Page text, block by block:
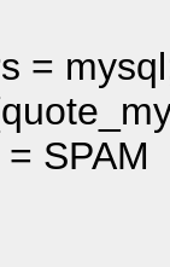
=
SPAM